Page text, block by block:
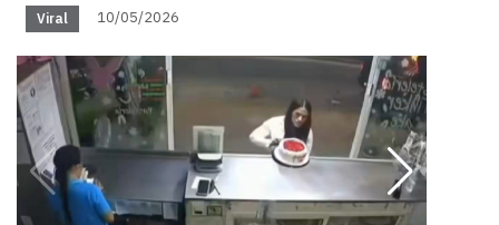
Viral 10/05/2026